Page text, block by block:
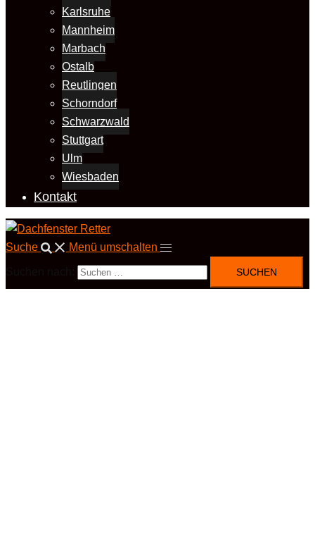
Karlsruhe
Mannheim
Marbach
Ostalb
Reutlingen
Schorndorf
Schwarzwald
Stuttgart
Ulm
Wiesbaden
Kontakt
Suche Menü umschalten